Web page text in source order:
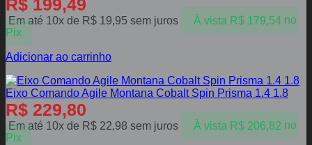
R$ 199,49
Em até 10x de R$ 19,95 sem juros À vista R$179,54 no
Pix
Adicionar ao carrinho
Eixo Comando Agile Montana Cobalt Spin Prisma 1.4 1.8
R$ 229,80
Em até 10x de R$ 22,98 sem juros À vista R$206,82 no
Pix